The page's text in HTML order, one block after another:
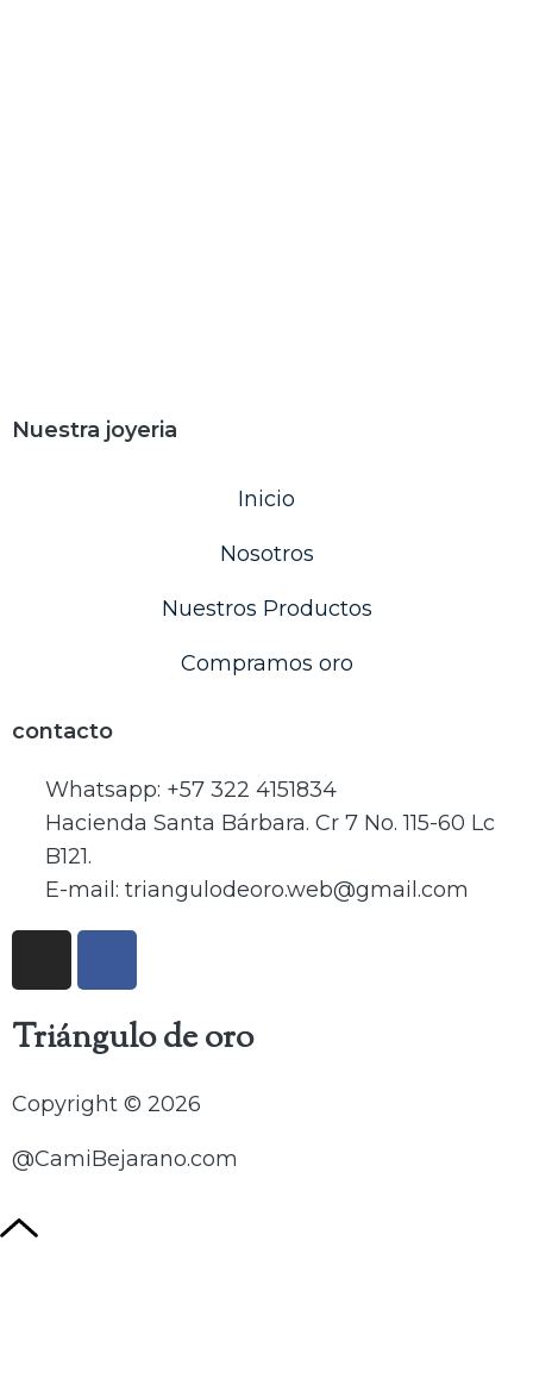
Nuestra joyeria
Inicio
Nosotros
Nuestros Productos
Compramos oro
contacto
Whatsapp: ‪+57 322 4151834‬
Hacienda Santa Bárbara. Cr 7 No. 115-60 Lc
B121.
E-mail: triangulodeoro.web@gmail.com
Triángulo de oro
Copyright © 2026
@CamiBejarano.com